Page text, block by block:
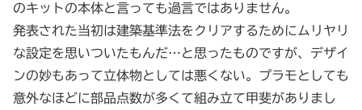
のキットの本体と言っても過言ではありません。
発表された当初は建築基準法をクリアするためにムリヤリ
な設定を思いついたもんだ…と思ったものですが、デザイ
ンの妙もあって立体物としては悪くない。プラモとしても
意外なほどに部品点数が多くて組み立て甲斐がありまし